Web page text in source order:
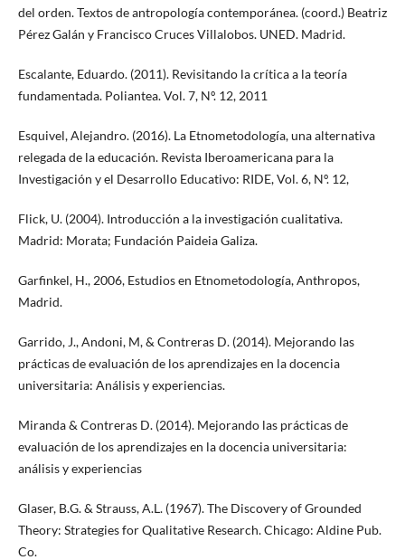
del orden. Textos de antropología contemporánea. (coord.) Beatriz
Pérez Galán y Francisco Cruces Villalobos. UNED. Madrid.
Escalante, Eduardo. (2011). Revisitando la crítica a la teoría
fundamentada. Poliantea. Vol. 7, Nº. 12, 2011
Esquivel, Alejandro. (2016). La Etnometodología, una alternativa
relegada de la educación. Revista Iberoamericana para la
Investigación y el Desarrollo Educativo: RIDE, Vol. 6, Nº. 12,
Flick, U. (2004). Introducción a la investigación cualitativa.
Madrid: Morata; Fundación Paideia Galiza.
Garfinkel, H., 2006, Estudios en Etnometodología, Anthropos,
Madrid.
Garrido, J., Andoni, M, & Contreras D. (2014). Mejorando las
prácticas de evaluación de los aprendizajes en la docencia
universitaria: Análisis y experiencias.
Miranda & Contreras D. (2014). Mejorando las prácticas de
evaluación de los aprendizajes en la docencia universitaria:
análisis y experiencias
Glaser, B.G. & Strauss, A.L. (1967). The Discovery of Grounded
Theory: Strategies for Qualitative Research. Chicago: Aldine Pub.
Co.